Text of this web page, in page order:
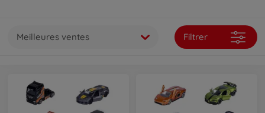
Meilleures ventes Filtrer